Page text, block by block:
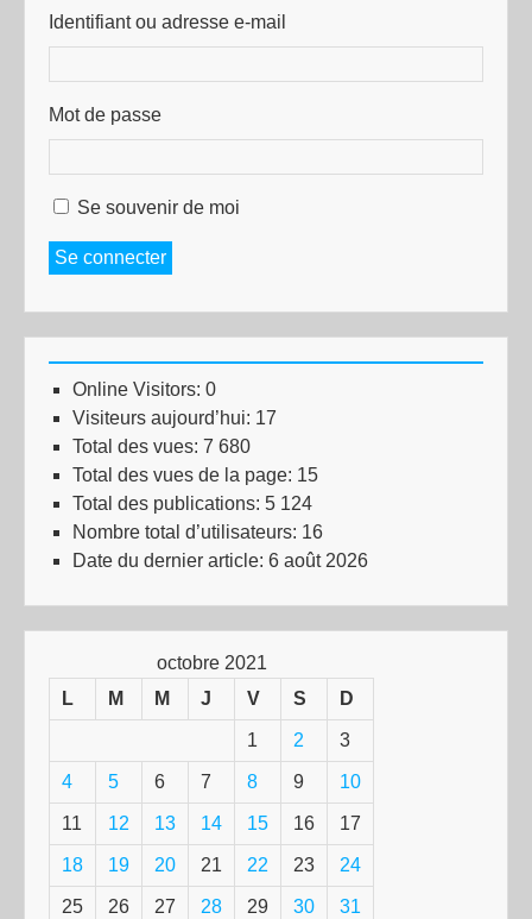
Identifiant ou adresse e-mail
Mot de passe
Se souvenir de moi
Se connecter
Online Visitors: 0
Visiteurs aujourd’hui: 17
Total des vues: 7 680
Total des vues de la page: 15
Total des publications: 5 124
Nombre total d’utilisateurs: 16
Date du dernier article: 6 août 2026
octobre 2021
L
M M J V S D
1 2 3
4 5 6 7 8 9 10
11 12 13 14 15 16 17
18 19 20 21 22 23 24
25 26 27 28 29 30 31